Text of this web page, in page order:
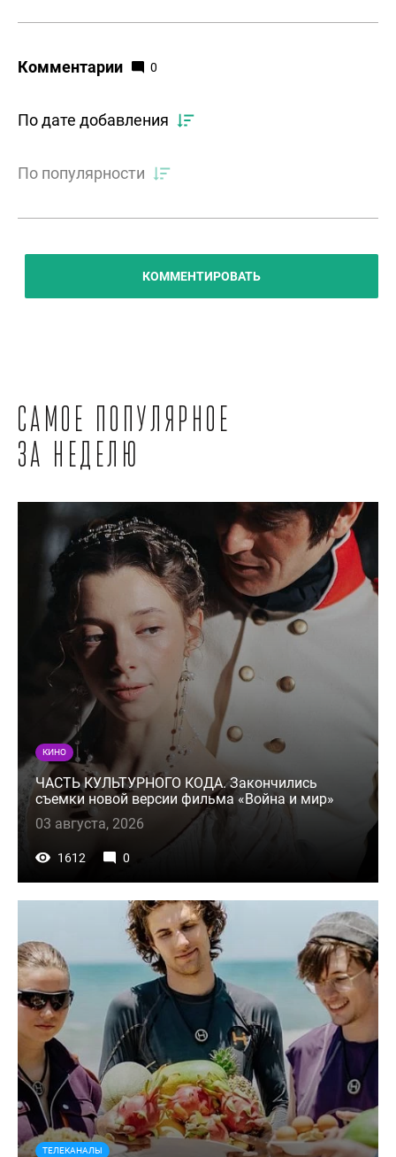
Комментарии 0
По дате добавления
По популярности
КОММЕНТИРОВАТЬ
Самое популярное
за неделю
КИНО
ЧАСТЬ КУЛЬТУРНОГО КОДА. Закончились
съемки новой версии фильма «Война и мир»
03 августа, 2026
1612 0
ТЕЛЕКАНАЛЫ